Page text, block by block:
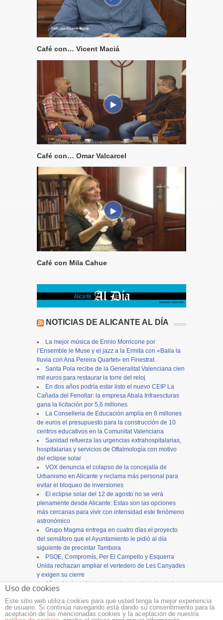
Café con… Vicent Maciá
Café con… Omar Valcarcel
Café con Mila Cahue
NOTICIAS DE ALICANTE AL DÍA
La mejor música de Ennio Morricone por
l’Ensemble le Muse y el jazz a la Ermita con «Baila la
lluvia con Ana Pereira Quartet» en Finestrat
Santa Pola recibe de la Generalitat Valenciana cien
mil euros para restaurar la torre del reloj
En dos años podría estar listo el nuevo CEIP La
Cañada del Fenollar: la empresa Abala Infraescturas
gana la licitación por 5,6 millones
La Conselleria de Educación amplía en 8 millones
de euros el presupuesto para la construcción de 10
centros educativos en la Comunitat Valenciana
Sanidad refuerza las urgencias extrahospitalarias,
hospitalarias y servicios de Oftalmología con motivo
del eclipse solar
VOX denuncia el colapso de la concejalía de
Urbanismo en Alicante y reclama más personal para
evitar el bloqueo de inversiones
El eclipse solar del 12 de agosto no se verá
plenamente desde Alicante: Estas son las opciones
más cercanas para vivir con intensidad este fenómeno
astronómico
Grupo Magma entrega en cuatro días el proyecto
del semáforo que el Ayuntamiento le pidió al día
siguiente de precintar Tambora
PSOE, Compromís, Per El Campello y Esquerra
Unida rechazan ampliar el vertedero de Les Canyades
y exigen su cierre
Alicante cierra los actos en honor a la patrona, la
Virgen del Remedio, con una concurrida procesión
Copyright ©12tvy12endigital.es
Uso de cookies
Este sitio web utiliza cookies para que usted tenga la mejor experiencia
de usuario. Si continúa navegando está dando su consentimiento para la
aceptación de las mencionadas cookies y la aceptación de nuestra